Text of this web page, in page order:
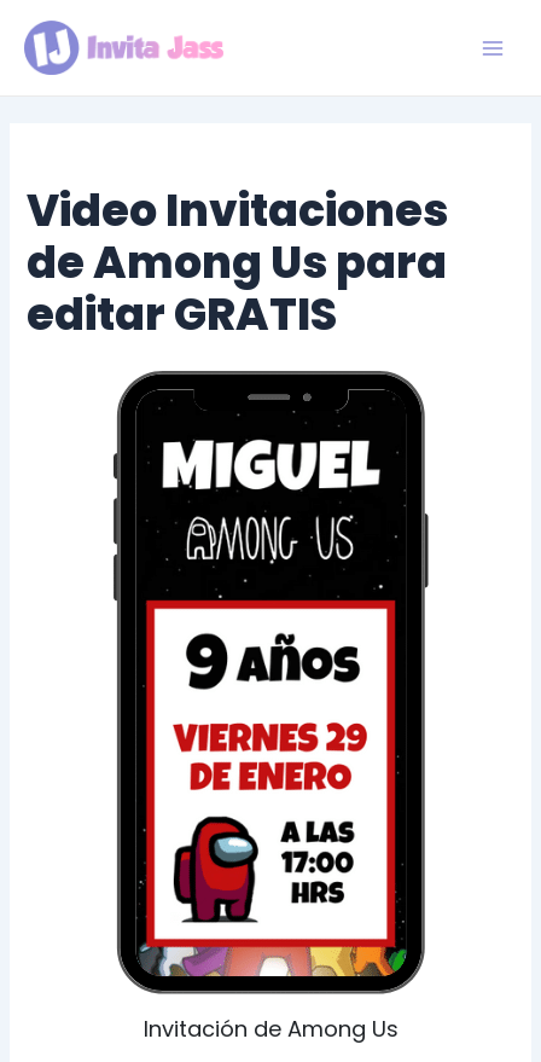
contenido
Video Invitaciones
de Among Us para
editar GRATIS
Invitación de Among Us